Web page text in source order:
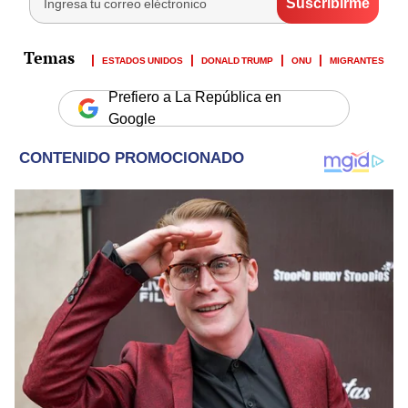
ESTADOS UNIDOS DONALD TRUMP ONU MIGRANTES
Prefiero a La República en
Google